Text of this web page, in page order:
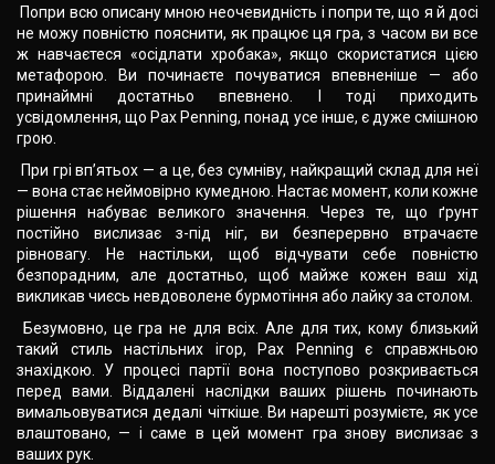
Попри всю описану мною неочевидність і попри те, що я й досі
не можу повністю пояснити, як працює ця гра, з часом ви все
ж навчаєтеся «осідлати хробака», якщо скористатися цією
метафорою. Ви починаєте почуватися впевненіше — або
принаймні достатньо впевнено. І тоді приходить
усвідомлення, що Pax Penning, понад усе інше, є дуже смішною
грою.
При грі вп’ятьох — а це, без сумніву, найкращий склад для неї
— вона стає неймовірно кумедною. Настає момент, коли кожне
рішення набуває великого значення. Через те, що ґрунт
постійно вислизає з-під ніг, ви безперервно втрачаєте
рівновагу. Не настільки, щоб відчувати себе повністю
безпорадним, але достатньо, щоб майже кожен ваш хід
викликав чиєсь невдоволене бурмотіння або лайку за столом.
Безумовно, це гра не для всіх. Але для тих, кому близький
такий стиль настільних ігор, Pax Penning є справжньою
знахідкою. У процесі партії вона поступово розкривається
перед вами. Віддалені наслідки ваших рішень починають
вимальовуватися дедалі чіткіше. Ви нарешті розумієте, як усе
влаштовано, — і саме в цей момент гра знову вислизає з
ваших рук.